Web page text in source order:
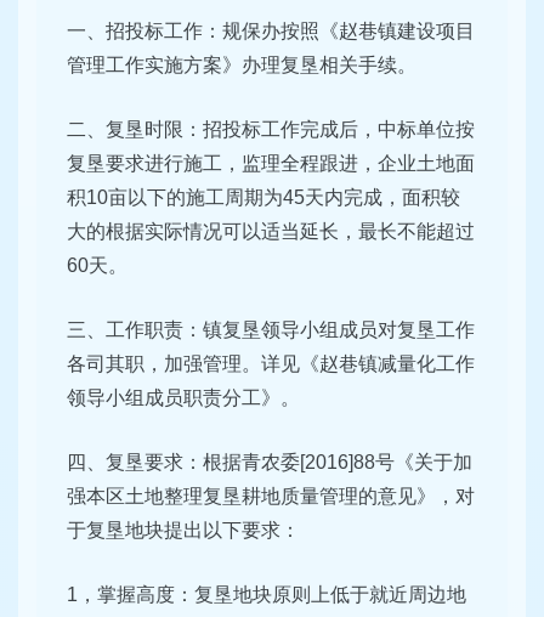
一、招投标工作：规保办按照《赵巷镇建设项目
管理工作实施方案》办理复垦相关手续。
二、复垦时限：招投标工作完成后，中标单位按
复垦要求进行施工，监理全程跟进，企业土地面
积10亩以下的施工周期为45天内完成，面积较
大的根据实际情况可以适当延长，最长不能超过
60天。
三、工作职责：镇复垦领导小组成员对复垦工作
各司其职，加强管理。详见《赵巷镇减量化工作
领导小组成员职责分工》。
四、复垦要求：根据青农委[2016]88号《关于加
强本区土地整理复垦耕地质量管理的意见》，对
于复垦地块提出以下要求：
1，掌握高度：复垦地块原则上低于就近周边地